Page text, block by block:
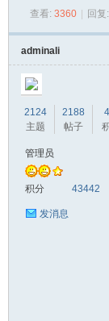
› ›
查看: 3360 回复:
adminali
2124
主题
2188
帖子
管理员
积分 43442
发消息